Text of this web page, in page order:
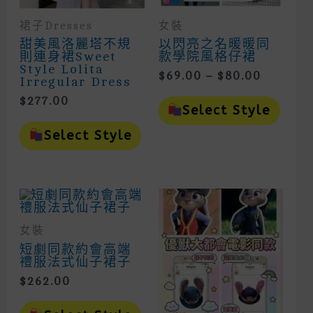
裙子Dresses
甜美風洛麗塔不規
則連身裙Sweet
Style Lolita
Irregular Dress
$ 277.00
Select Style
This
Product
Options
Chosen
Product
Page
女裝
以閃亮之名暖暖同
款學院風格仔裙
$ 69.00 – $ 80.00
$69.00
Select Style
Has
The
女裝
短劇同款約會高端
禮服法式仙子裙子
$ 262.00
This